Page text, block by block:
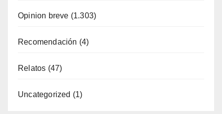
Opinion breve (1.303)
Recomendación (4)
Relatos (47)
Uncategorized (1)